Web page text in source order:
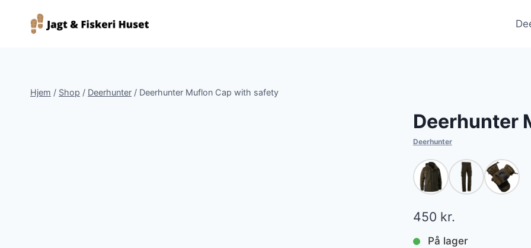
Hjem / Shop / Deerhunter / Deerhunter Muflon Cap with safety
Deerhunter
Deerhunter
450 kr.
På lager